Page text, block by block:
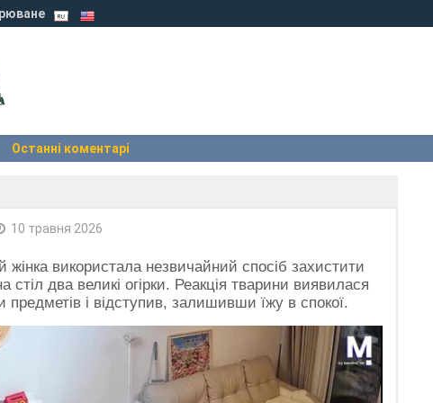
Останні коментарі
10 травня 2026
жінка використала незвичайний спосіб захистити
стіл два великі огірки. Реакція тварини виявилася
предметів і відступив, залишивши їжу в спокої.